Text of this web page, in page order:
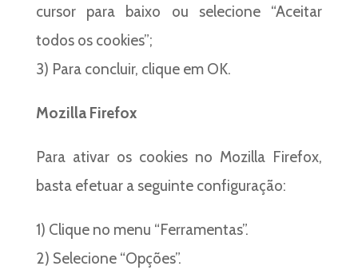
cursor para baixo ou selecione “Aceitar
todos os cookies”;
3) Para concluir, clique em OK.
Mozilla Firefox
Para ativar os cookies no Mozilla Firefox,
basta efetuar a seguinte configuração:
1) Clique no menu “Ferramentas”.
2) Selecione “Opções”.